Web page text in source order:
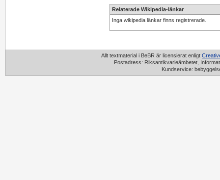
Relaterade Wikipedia-länkar
Inga wikipedia länkar finns registrerade.
Allt textmaterial i BeBR är licensierat enligt
Postadress: Riksantikvarieämbetet,
Kundservice: